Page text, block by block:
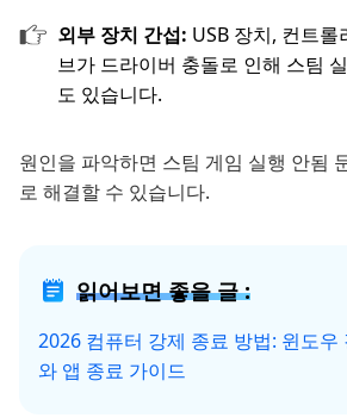
외부 장치 간섭: USB 장치, 컨트롤
브가 드라이버 충돌로 인해 스팀
도 있습니다.
원인을 파악하면 스팀 게임 실행 안됨
로 해결할 수 있습니다.
읽어보면 좋을 글 :
2026 컴퓨터 강제 종료 방법: 윈도우
와 앱 종료 가이드